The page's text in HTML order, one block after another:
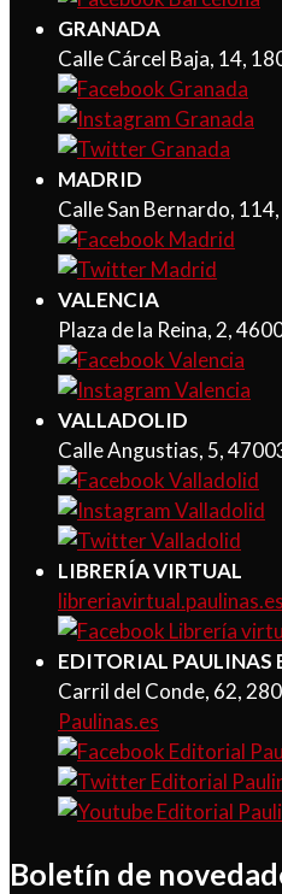
GRANADA
Calle Cárcel Baja, 14,
MADRID
Calle San Bernardo,
VALENCIA
Plaza de la Reina, 2,
VALLADOLID
Calle Angustias, 5,
LIBRERÍA VIRTUAL
libreriavirtual.paulinas.es
EDITORIAL PAULINAS
Carril del Conde, 62,
Paulinas.es
Boletín de